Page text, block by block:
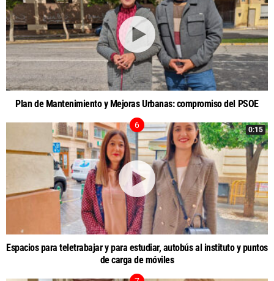
Plan de Mantenimiento y Mejoras Urbanas: compromiso del PSOE
0:15
Espacios para teletrabajar y para estudiar, autobús al instituto y puntos
de carga de móviles